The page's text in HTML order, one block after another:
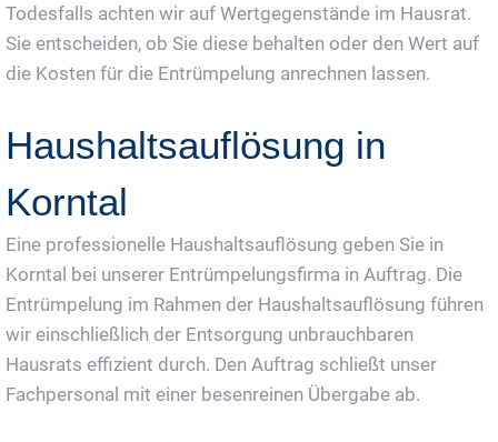
Todesfalls achten wir auf Wertgegenstände im Hausrat.
Sie entscheiden, ob Sie diese behalten oder den Wert auf
die Kosten für die Entrümpelung anrechnen lassen.
Haushaltsauflösung in
Korntal
Eine professionelle Haushaltsauflösung geben Sie in
Korntal bei unserer Entrümpelungsfirma in Auftrag. Die
Entrümpelung im Rahmen der Haushaltsauflösung führen
wir einschließlich der Entsorgung unbrauchbaren
Hausrats effizient durch. Den Auftrag schließt unser
Fachpersonal mit einer besenreinen Übergabe ab.